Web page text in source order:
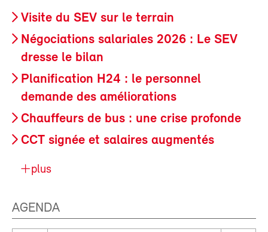
Visite du SEV sur le terrain
Négociations salariales 2026 : Le SEV
dresse le bilan
Planification H24 : le personnel
demande des améliorations
Chauffeurs de bus : une crise profonde
CCT signée et salaires augmentés
plus
AGENDA